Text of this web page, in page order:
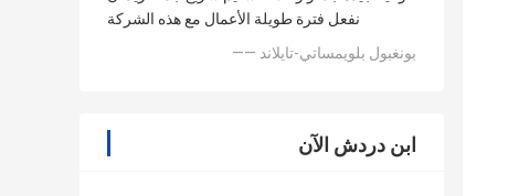
نفعل فترة طويلة الأعمال مع هذه الشركة
—— بونغبول بلويمساتي-تايلاند
ابن دردش الآن